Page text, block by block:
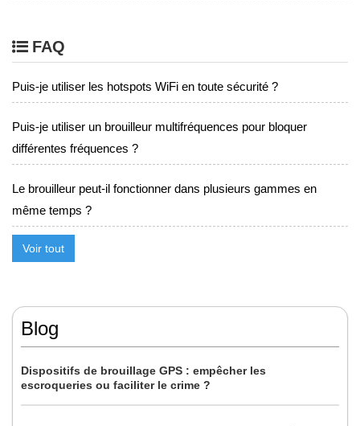
FAQ
Puis-je utiliser les hotspots WiFi en toute sécurité ?
Puis-je utiliser un brouilleur multifréquences pour bloquer
différentes fréquences ?
Le brouilleur peut-il fonctionner dans plusieurs gammes en
même temps ?
Voir tout
Blog
Dispositifs de brouillage GPS : empêcher les
escroqueries ou faciliter le crime ?